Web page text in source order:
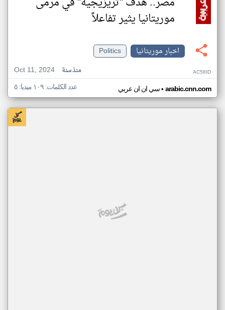
موريتانيا يثير تفاعلاً
اخبار موريتانيا
Politics
Oct 11, 2024
منذ سنة AC58ID
سي ان ان عربي• arabic.cnn.com عدد الكلمات: ١٠٩ ميديا: ٥